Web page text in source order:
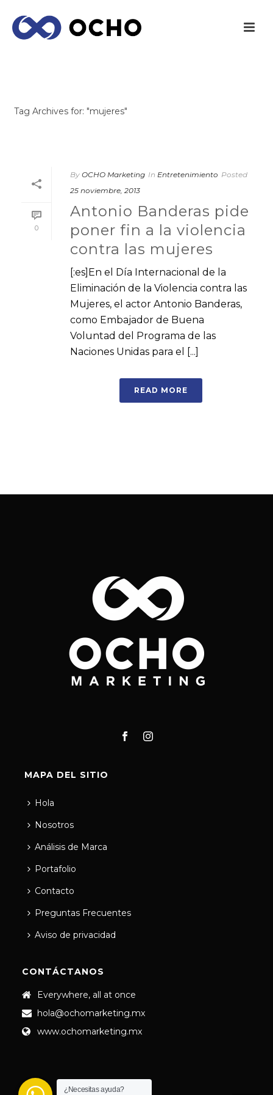
Tag Archives for: "mujeres"
0
By OCHO Marketing In Entretenimiento Posted
25 noviembre, 2013
Antonio Banderas pide
poner fin a la violencia
contra las mujeres
[:es]En el Día Internacional de la
Eliminación de la Violencia contra las
Mujeres, el actor Antonio Banderas,
como Embajador de Buena
Voluntad del Programa de las
Naciones Unidas para el [...]
READ MORE
MAPA DEL SITIO
Hola
Nosotros
Análisis de Marca
Portafolio
Contacto
Preguntas Frecuentes
Aviso de privacidad
CONTÁCTANOS
Everywhere, all at once
hola@ochomarketing.mx
www.ochomarketing.mx
¿Necesitas ayuda?